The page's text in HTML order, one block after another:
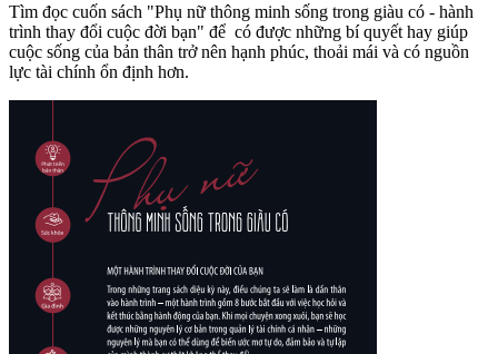
Tìm đọc cuốn sách "Phụ nữ thông minh sống trong giàu có - hành
trình thay đổi cuộc đời bạn" để có được những bí quyết hay giúp
cuộc sống của bản thân trở nên hạnh phúc, thoải mái và có nguồn
lực tài chính ổn định hơn.